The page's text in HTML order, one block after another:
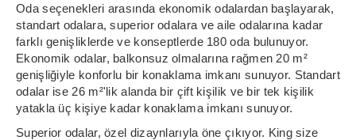
Oda seçenekleri arasında ekonomik odalardan başlayarak,
standart odalara, superior odalara ve aile odalarına kadar
farklı genişliklerde ve konseptlerde 180 oda bulunuyor.
Ekonomik odalar, balkonsuz olmalarına rağmen 20 m²
genişliğiyle konforlu bir konaklama imkanı sunuyor. Standart
odalar ise 26 m²'lik alanda bir çift kişilik ve bir tek kişilik
yatakla üç kişiye kadar konaklama imkanı sunuyor.
Superior odalar, özel dizaynlarıyla öne çıkıyor. King size